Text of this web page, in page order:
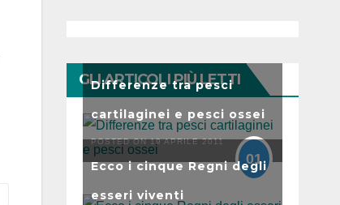
GLI ARTICOLI PIÙ LETTI
Differenze tra pesci
cartilaginei e pesci ossei
POSTED ON 19 APRILE 2011
01
Ecco i cinque Regni degli
esseri viventi